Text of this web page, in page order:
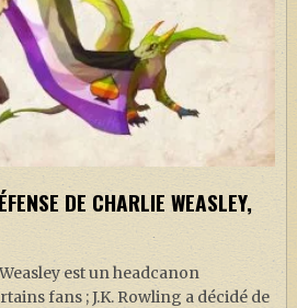
DE CHARLIE WEASLEY,
est un headcanon
fans ; J.K. Rowling a décidé de